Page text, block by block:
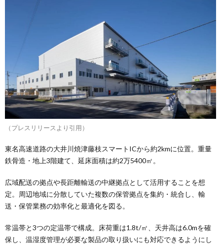
（プレスリリースより引用）
東名高速道路の大井川焼津藤枝スマートICから約2kmに位置。重量
鉄骨造・地上3階建て、延床面積は約2万5400㎡。
広域配送の拠点や長距離輸送の中継拠点として活用することを想
定。周辺地域に分散していた複数の保管拠点を集約・統合し、輸
送・保管業務の効率化と最適化を図る。
常温帯と3つの定温帯で構成。床荷重は1.8t/㎡、天井高は6.0mを確
保し、温湿度管理が必要な製品の取り扱いにも対応できるようにし